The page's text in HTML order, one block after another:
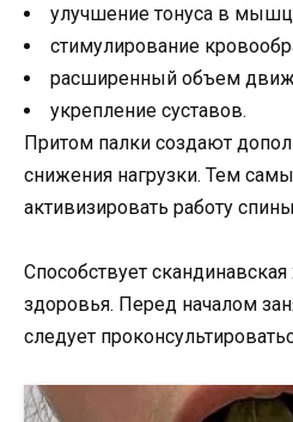
улучшение тонуса в
стимулирование
расширенный объем
укрепление суставов.
Притом палки создают
снижения нагрузки. Тем
активизировать работу
Способствует
здоровья. Перед началом
следует